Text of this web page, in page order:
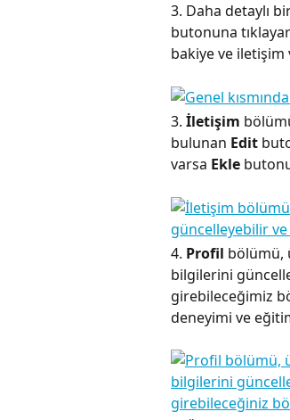
3. Daha detaylı
butonuna
bakiye ve
3. İletişim
bulunan Edit
varsa Ekle
4. Profil bölümü,
bilgilerini
girebileceğimiz
deneyimi ve